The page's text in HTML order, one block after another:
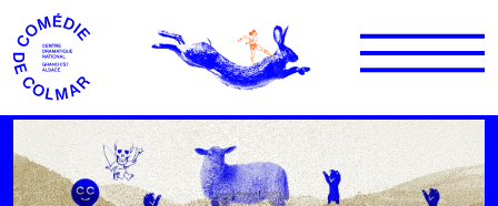
Aller au contenu